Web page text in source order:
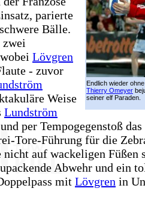
Endlich wieder
Thierry Omeyer
seiner elf Paraden.
parierte
Bälle.
zwei
Lövgren
- zuvor
Weise
Lundström
per Tempogegenstoß
Tore-Führung für die
nicht auf wackeligen Füßen
Abwehr und ein
mit Lövgren in